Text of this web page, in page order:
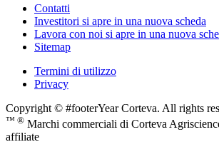
Contatti
Investitori si apre in una nuova scheda
Lavora con noi si apre in una nuova
Sitemap
Termini di utilizzo
Privacy
Copyright © #footerYear Corteva. All rights
™ ® Marchi commerciali di Corteva
affiliate